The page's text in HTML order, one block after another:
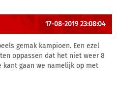
17-08-2019 23:08:04
gemak kampioen. Een ezel
oppassen dat het niet weer 8
kant gaan we namelijk op met